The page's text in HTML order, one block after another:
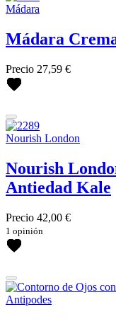
Mádara
Mádara
Precio 27,59 €
Nourish London
Nourish
Antiedad Kale
Precio 42,00 €
1 opinión
Antipodes